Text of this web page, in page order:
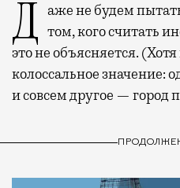
Даже не будем пытаться начинать разговор о том, кого считать
это не объясняется.
колоссальное значение:
и совсем другое — город